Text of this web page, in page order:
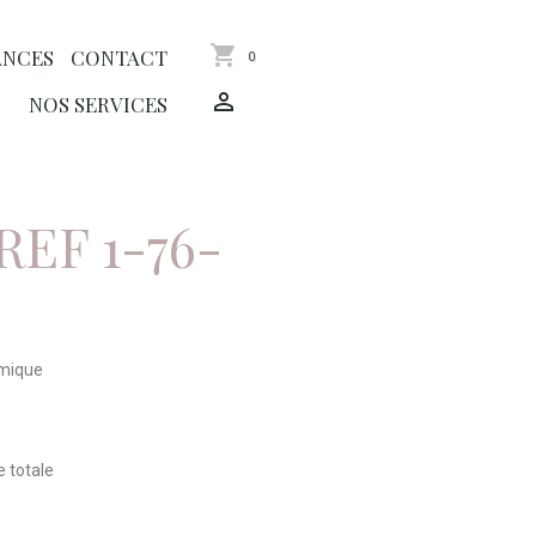
CONTACT
NOS SERVICES
0
1-76-
totale